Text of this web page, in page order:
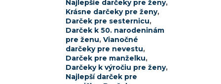
Najlepšie darčeky pre ženy,
Krásne darčeky pre ženy,
Darček pre sesternicu,
Darček k 50. narodeninám
pre ženu, Vianočné
darčeky pre nevestu,
Darček pre manželku,
Darčeky k výročiu pre ženy,
Najlepší darček pre